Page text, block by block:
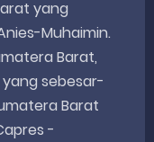
yang
Muhaimin.
Barat,
sebesar-
Barat
-